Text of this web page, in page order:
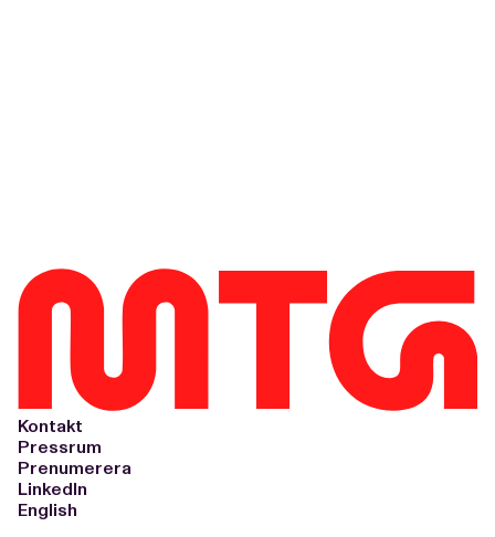
Kontakt
Pressrum
Prenumerera
LinkedIn
English